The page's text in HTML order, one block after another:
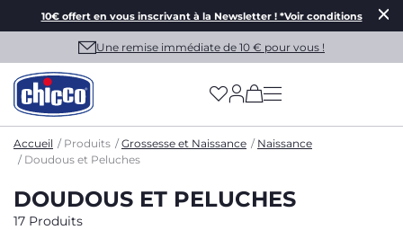
10€ offert en vous inscrivant à la Newsletter ! *Voir conditions
Une remise immédiate de 10 € pour vous !
(has more options
Accueil Produits Grossesse et Naissance
Naissance
Doudous et Peluches
DOUDOUS ET PELUCHES
17 Produits